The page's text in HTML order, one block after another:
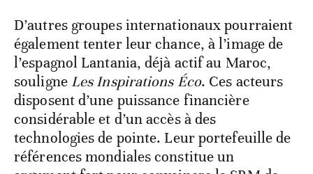
D’autres groupes internationaux pourraient
également tenter leur chance, à l’image de
l’espagnol Lantania, déjà actif au Maroc,
souligne Les Inspirations Éco. Ces acteurs
disposent d’une puissance financière
considérable et d’un accès à des
technologies de pointe. Leur portefeuille de
références mondiales constitue un